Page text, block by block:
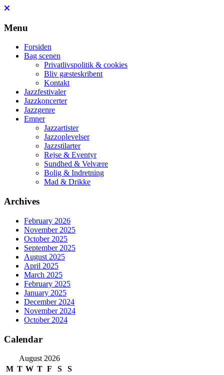
Skip
content
Menu
Forsiden
Bag scenen
Privatlivspolitik & cookies
Bliv gæsteskribent
Kontakt
Jazzfestivaler
Jazzkoncerter
Jazzgenre
Emner
Jazzartister
Jazzoplevelser
Jazzstilarter
Rejse & Eventyr
Sundhed & Velvære
Bolig & Indretning
Mad & Drikke
Archives
February 2026
November 2025
October 2025
September 2025
August 2025
April 2025
March 2025
February 2025
January 2025
December 2024
November 2024
October 2024
Calendar
August 2026
M T W T F S
S